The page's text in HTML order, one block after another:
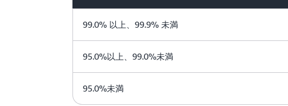
99.0% 以上、99.9% 未満
95.0%以上、99.0%未満
95.0%未満